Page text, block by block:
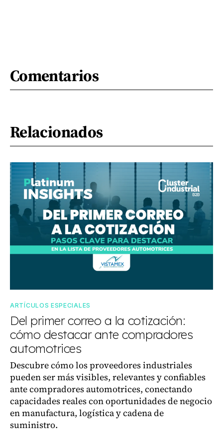
Comentarios
Relacionados
ARTÍCULOS ESPECIALES
Del primer correo a la cotización:
cómo destacar ante compradores
automotrices
Descubre cómo los proveedores industriales
pueden ser más visibles, relevantes y confiables
ante compradores automotrices, conectando
capacidades reales con oportunidades de negocio
en manufactura, logística y cadena de
suministro.